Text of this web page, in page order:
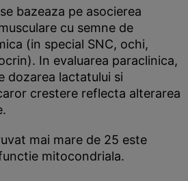
bazeaza pe asocierea
cu semne de
(in special SNC, ochi,
In evaluarea paraclinica,
dozarea lactatului si
crestere reflecta alterarea
mai mare de 25 este
mitocondriala.